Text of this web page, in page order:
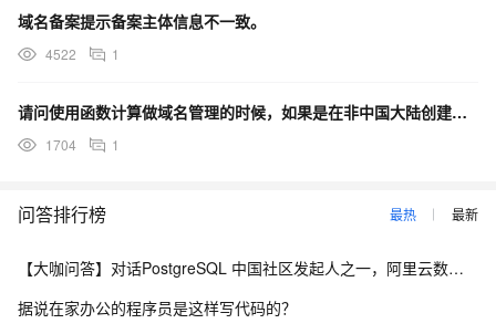
域名备案提示备案主体信息不一致。
4522 1
请问使用函数计算做域名管理的时候，如果是在非中国大陆创建的，也需要备案吗
1704 1
问答排行榜 最热 最新
【大咖问答】对话PostgreSQL 中国社区发起人之一，阿里云数据库高级专家 德哥
据说在家办公的程序员是这样写代码的？